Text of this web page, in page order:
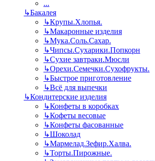
...
↳Бакалея
↳Крупы.Хлопья.
↳Макаронные изделия
↳Мука.Соль.Сахар.
↳Чипсы.Сухарики.Попкорн
↳Сухие завтраки.Мюсли
↳Орехи.Семечки.Сухофрукты.
↳Быстрое приготовление
↳Всё для выпечки
↳Кондитерские изделия
↳Конфеты в коробках
↳Кофеты весовые
↳Конфеты фасованные
↳Шоколад
↳Мармелад.Зефир.Халва.
↳Торты.Пирожные.